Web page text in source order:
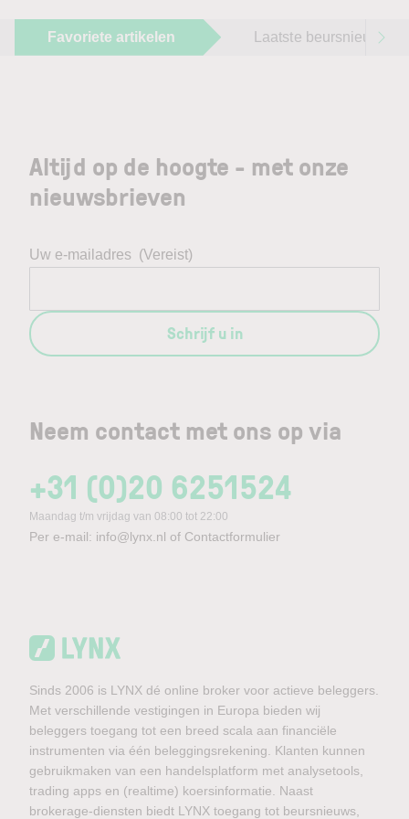
Favoriete artikelen Laatste beursnieuws
Neem contact met ons op via
+31 (0)20 6251524
Maandag t/m vrijdag van 08:00 tot 22:00
Per e-mail: info@lynx.nl of Contactformulier
Altijd op de hoogte - met onze
nieuwsbrieven
Uw e-mailadres (Vereist)
Schrijf u in
Sinds 2006 is LYNX dé online broker voor actieve beleggers.
Met verschillende vestigingen in Europa bieden wij
beleggers toegang tot een breed scala aan financiële
instrumenten via één beleggingsrekening. Klanten kunnen
gebruikmaken van een handelsplatform met analysetools,
trading apps en (realtime) koersinformatie. Naast
brokerage-diensten biedt LYNX toegang tot beursnieuws,